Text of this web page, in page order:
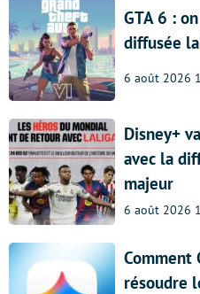
GTA 6 :
diffusée
6 août 2026
Disney+
avec la
majeur
6 août 2026
Comment
résoudre